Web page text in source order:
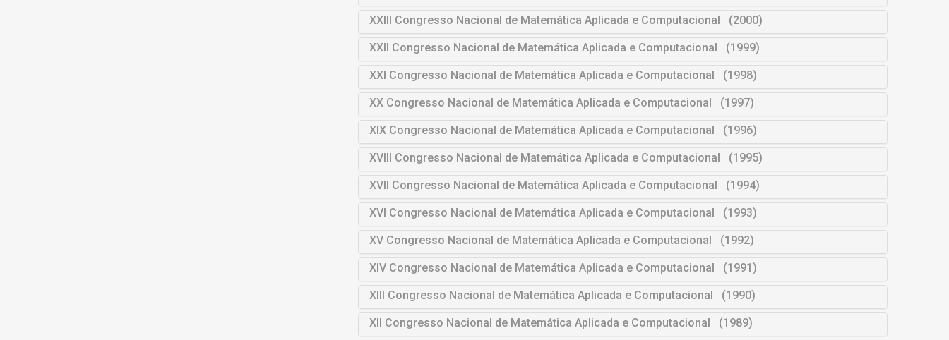
XXIII Congresso Nacional de Matemática Aplicada e Computacional (2000)
XXII Congresso Nacional de Matemática Aplicada e Computacional (1999)
XXI Congresso Nacional de Matemática Aplicada e Computacional (1998)
XX Congresso Nacional de Matemática Aplicada e Computacional (1997)
XIX Congresso Nacional de Matemática Aplicada e Computacional (1996)
XVIII Congresso Nacional de Matemática Aplicada e Computacional (1995)
XVII Congresso Nacional de Matemática Aplicada e Computacional (1994)
XVI Congresso Nacional de Matemática Aplicada e Computacional (1993)
XV Congresso Nacional de Matemática Aplicada e Computacional (1992)
XIV Congresso Nacional de Matemática Aplicada e Computacional (1991)
XIII Congresso Nacional de Matemática Aplicada e Computacional (1990)
XII Congresso Nacional de Matemática Aplicada e Computacional (1989)